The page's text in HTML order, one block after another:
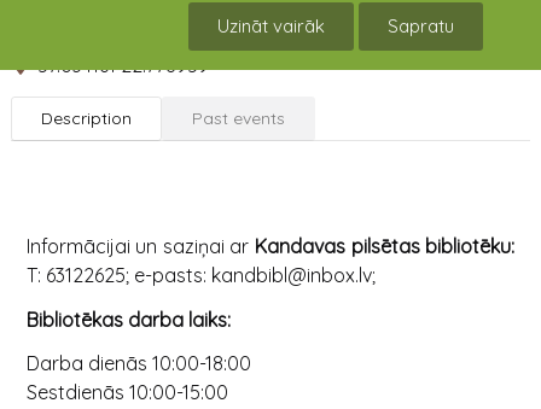
Uzināt vairāk Sapratu
57.034161 22.778959
Description Past events
Informācijai un saziņai ar Kandavas pilsētas bibliotēku:
T: 63122625; e-pasts: kandbibl@inbox.lv;
Bibliotēkas darba laiks:
Darba dienās 10:00-18:00
Sestdienās 10:00-15:00